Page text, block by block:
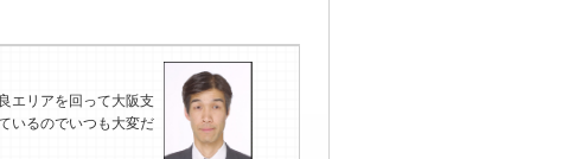
エリアを回って大阪支
いるのでいつも大変だ